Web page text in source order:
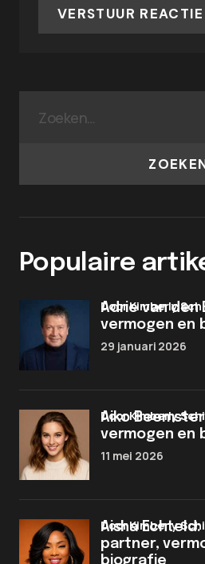
VERSTUUR REACTIE
Populaire
Adrie van den
vermogen en
door Kimberly
29 januari 2026
Aiko
vermogen en
door Kimberly
11 mei 2026
Aisha
partner,
biografie
door Kimberly